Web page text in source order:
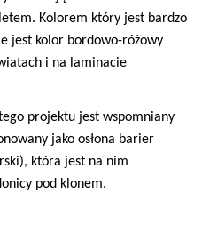
Kolorem który jest bardzo
jest kolor bordowo-różowy
i na laminacie
projektu jest wspomniany
jako osłona barier
która jest na nim
pod klonem.